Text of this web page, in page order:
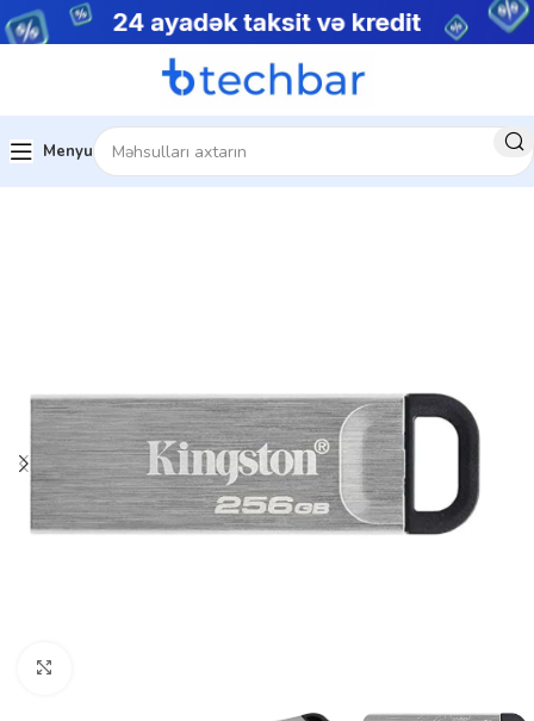
Menyu
Ev Kompüter aksesuarları Flash drive